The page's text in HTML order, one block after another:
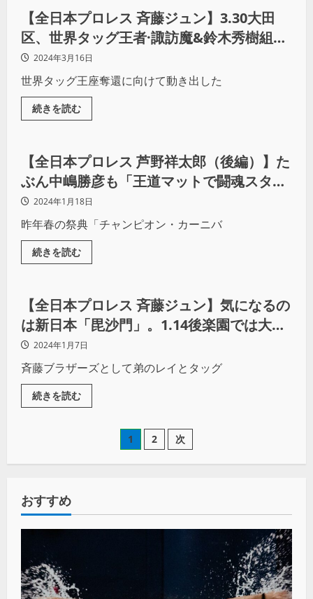
【全日本プロレス 斉藤ジュン】3.30大田
区、世界タッグ王者·諏訪魔&鈴木秀樹組か
ら一発でベルトを獲り戻す！
2024年3月16日
世界タッグ王座奪還に向けて動き出した
続きを読む
プロレス
【全日本プロレス 芦野祥太郎（後編）】た
ぶん中嶋勝彦も「王道マットで闘魂スタイ
ル」の意味を理解してやってないんじゃな
いかな
2024年1月18日
昨年春の祭典「チャンピオン・カーニバ
続きを読む
インタビュー
【全日本プロレス 斉藤ジュン】気になるの
は新日本「毘沙門」。1.14後楽園では大森
北斗を黙らせ、闘魂スタイルの中嶋勝彦を
ねじ伏せる！
2024年1月7日
斉藤ブラザーズとして弟のレイとタッグ
続きを読む
1 2 次
おすすめ